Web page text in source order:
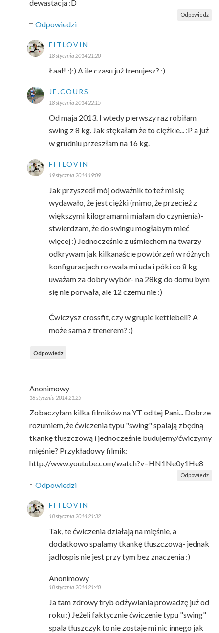
dewastacja :D
Odpowiedz
Odpowiedzi
FITLOVIN
18 stycznia 2014 21:20
Łaał! :):) A ile czasu już trenujesz? :)
JE.COURS
18 stycznia 2014 22:15
Od maja 2013. I wtedy pierwszy raz robiłam
swing z 8 kg. Jak stękałam że to ciężkie... :P a już
w grudniu przeszłam na 16 kg.
FITLOVIN
19 stycznia 2014 19:09
Jak przyszedł mój odważnik to też mi się
wydawało, że jest ciężki (mimo, że przecież z
większymi kilogramami miałam do czynienia)-
stwierdzam, że do swingu mogłabym mieć
więcej :) Jednocześnie z uśmiechem na twarzy
odkrywam jak kilkanaście powtórzeń w różnych
konfiguracjach rozwala mi uda i póki co 8 kg
uważam za dobry wybór- na 28kg do domu bym
się nie porwała, ale 12 czemu nie :)
Ćwiczysz crossfit, czy w grupie kettlebell? A
może sama z trenerem? :)
Odpowiedz
Anonimowy
18 stycznia 2014 21:25
Zobaczyłam kilka filmików na YT od tej Pani... Dobrze
rozumiem, że ćwiczenia typu "swing" spalają zbędną
tkankę tłuszczową i jednocześnie budujemy/ćwiczymy
mięśnie? Przykładowy filmik:
http://www.youtube.com/watch?v=HN1Ne0y1He8
Odpowiedz
Odpowiedzi
FITLOVIN
18 stycznia 2014 21:32
Tak, te ćwiczenia działają na mięśnie, a
dodatkowo spalamy tkankę tłuszczową- jednak
jadłospis nie jest przy tym bez znaczenia :)
Anonimowy
18 stycznia 2014 21:40
Ja tam zdrowy tryb odżywiania prowadzę już od
roku :) Jeżeli faktycznie ćwiczenie typu "swing"
spala tłuszczyk to nie zostaje mi nic innego jak